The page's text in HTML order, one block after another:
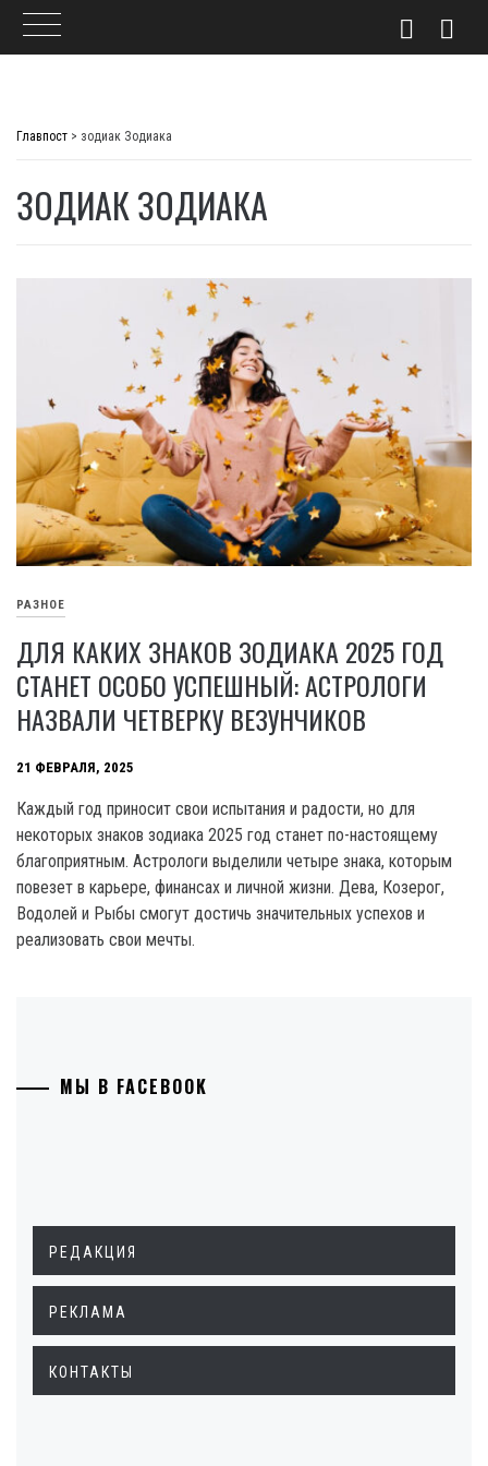
Главпост > зодиак Зодиака
ЗОДИАК ЗОДИАКА
РАЗНОЕ
ДЛЯ КАКИХ ЗНАКОВ ЗОДИАКА 2025 ГОД
СТАНЕТ ОСОБО УСПЕШНЫЙ: АСТРОЛОГИ
НАЗВАЛИ ЧЕТВЕРКУ ВЕЗУНЧИКОВ
21 ФЕВРАЛЯ, 2025
Каждый год приносит свои испытания и радости, но для
некоторых знаков зодиака 2025 год станет по-настоящему
благоприятным. Астрологи выделили четыре знака, которым
повезет в карьере, финансах и личной жизни. Дева, Козерог,
Водолей и Рыбы смогут достичь значительных успехов и
реализовать свои мечты.
МЫ В FACEBOOK
РЕДАКЦИЯ
РЕКЛАМА
КОНТАКТЫ